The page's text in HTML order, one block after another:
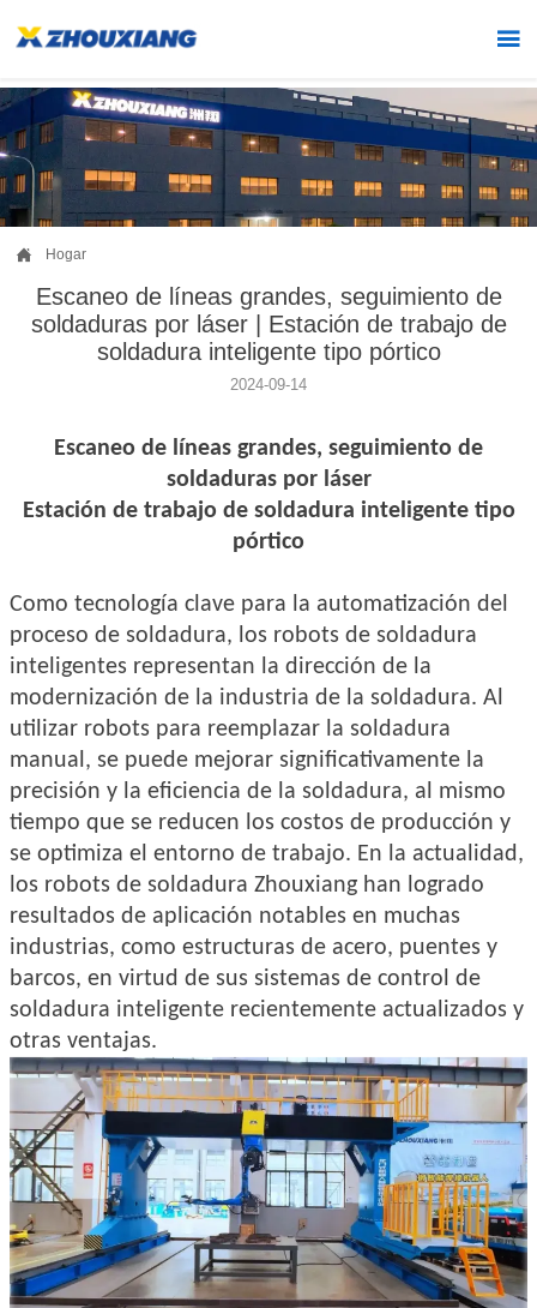

 Hogar
Escaneo de líneas grandes, seguimiento de
soldaduras por láser | Estación de trabajo de
soldadura inteligente tipo pórtico
2024-09-14
Escaneo de líneas grandes, seguimiento de
soldaduras por láser
Estación de trabajo de soldadura inteligente tipo
pórtico
Como tecnología clave para la automatización del
proceso de soldadura, los robots de soldadura
inteligentes representan la dirección de la
modernización de la industria de la soldadura. Al
utilizar robots para reemplazar la soldadura
manual, se puede mejorar significativamente la
precisión y la eficiencia de la soldadura, al mismo
tiempo que se reducen los costos de producción y
se optimiza el entorno de trabajo. En la actualidad,
los robots de soldadura Zhouxiang han logrado
resultados de aplicación notables en muchas
industrias, como estructuras de acero, puentes y
barcos, en virtud de sus sistemas de control de
soldadura inteligente recientemente actualizados y
otras ventajas.